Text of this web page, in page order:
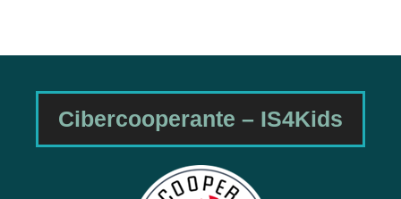
Cibercooperante – IS4Kids